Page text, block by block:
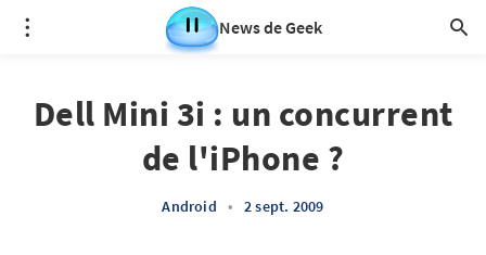
News de Geek
Dell Mini 3i : un concurrent
de l'iPhone ?
Android • 2 sept. 2009